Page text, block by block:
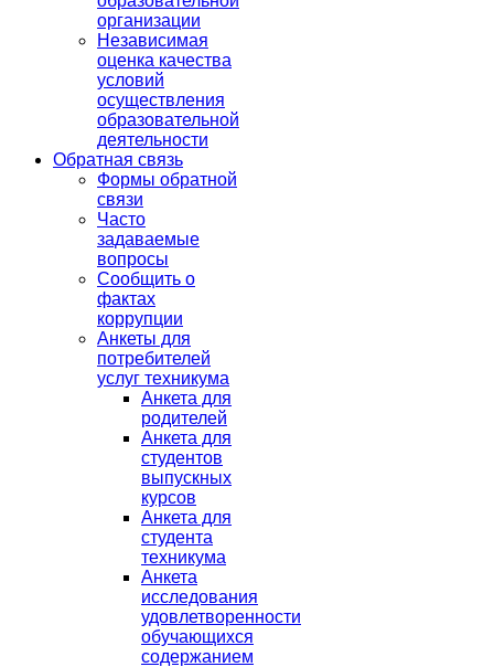
организации
Независимая
оценка качества
условий
осуществления
образовательной
деятельности
Обратная связь
Формы обратной
связи
Часто
задаваемые
вопросы
Сообщить о
фактах
коррупции
Анкеты для
потребителей
услуг техникума
Анкета для
родителей
Анкета для
студентов
выпускных
курсов
Анкета для
студента
техникума
Анкета
исследования
удовлетворенности
обучающихся
содержанием